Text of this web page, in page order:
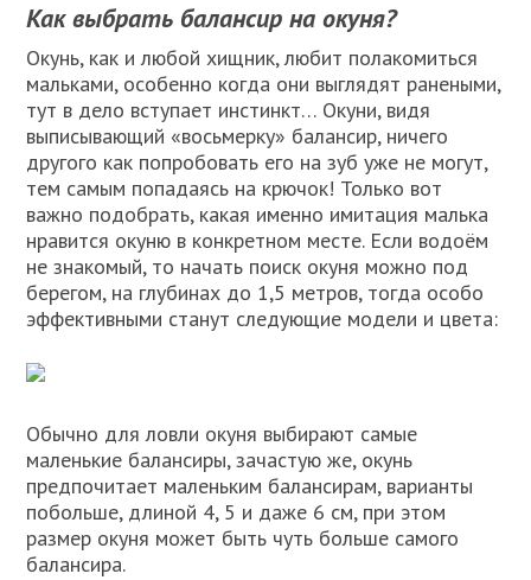
Как выбрать балансир на окуня?
Окунь, как и любой хищник, любит полакомиться
мальками, особенно когда они выглядят ранеными,
тут в дело вступает инстинкт… Окуни, видя
выписывающий «восьмерку» балансир, ничего
другого как попробовать его на зуб уже не могут,
тем самым попадаясь на крючок! Только вот
важно подобрать, какая именно имитация малька
нравится окуню в конкретном месте. Если водоём
не знакомый, то начать поиск окуня можно под
берегом, на глубинах до 1,5 метров, тогда особо
эффективными станут следующие модели и цвета:
Обычно для ловли окуня выбирают самые
маленькие балансиры, зачастую же, окунь
предпочитает маленьким балансирам, варианты
побольше, длиной 4, 5 и даже 6 см, при этом
размер окуня может быть чуть больше самого
балансира.